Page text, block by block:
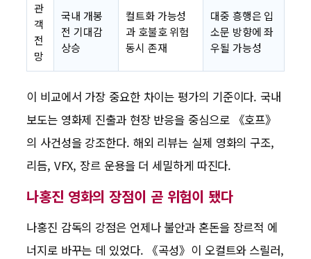
관
객
전
망
국내 개봉
전 기대감
상승
컬트화 가능성
과 호불호 위험
동시 존재
대중 흥행은 입
소문 방향에 좌
우될 가능성
이 비교에서 가장 중요한 차이는 평가의 기준이다. 국내
보도는 영화제 진출과 현장 반응을 중심으로 《호프》
의 사건성을 강조한다. 해외 리뷰는 실제 영화의 구조,
리듬, VFX, 장르 운용을 더 세밀하게 따진다.
나홍진 영화의 장점이 곧 위험이 됐다
나홍진 감독의 강점은 언제나 불안과 혼돈을 장르적 에
너지로 바꾸는 데 있었다. 《곡성》이 오컬트와 스릴러,